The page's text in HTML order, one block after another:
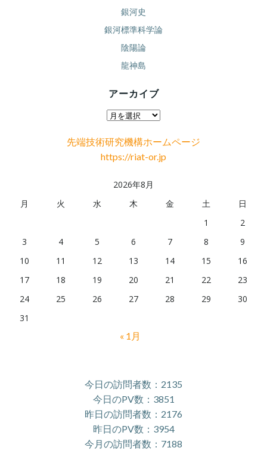
銀河史
銀河標準科学論
陰陽論
龍神島
アーカイブ
ア
カ
イ
先端技術研究機構ホームページ
https://riat-or.jp
2026年8月
月
火 水 木 金 土
日
1
2
3
4 5 6 7 8
9
10
11 12 13 14 15
16
17
18 19 20 21 22
23
24
25 26 27 28 29
30
31
« 1月
今日の訪問者数：2135
今日のPV数：3851
昨日の訪問者数：2176
昨日のPV数：3954
今月の訪問者数：7188